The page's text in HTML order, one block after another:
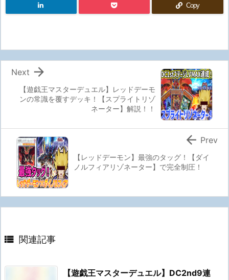
Copy
【遊戯王マスターデュエル】レッドデーモ
ンの常識を覆すデッキ！【スプライトリゾ
ネーター】解説！！

Next
【レッドデーモン】最強のタッグ！【ダイ
ノルフィアリゾネーター】で完全制圧！
 Prev
 関連記事
【遊戯王マスターデュエル】DC2nd9連